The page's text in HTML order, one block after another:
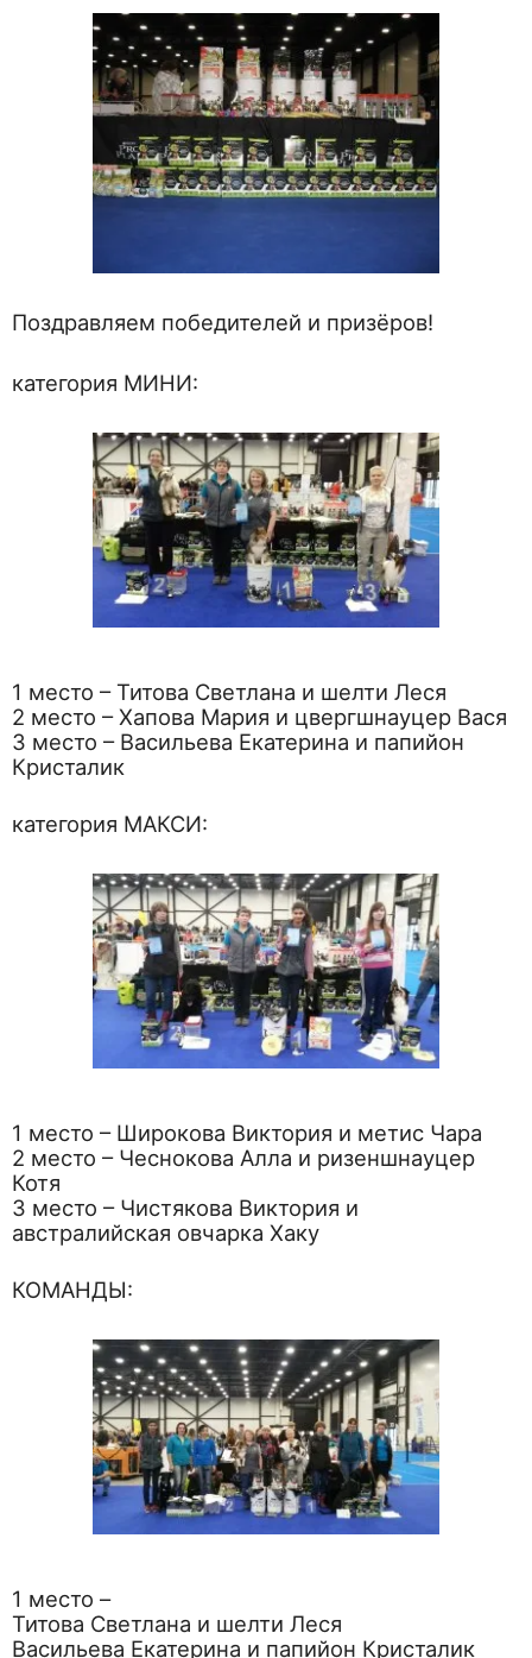
Поздравляем победителей и призёров!
категория МИНИ:
1 место – Титова Светлана и шелти Леся
2 место – Хапова Мария и цвергшнауцер Вася
3 место – Васильева Екатерина и папийон
Кристалик
категория МАКСИ:
1 место – Широкова Виктория и метис Чара
2 место – Чеснокова Алла и ризеншнауцер
Котя
3 место – Чистякова Виктория и
австралийская овчарка Хаку
КОМАНДЫ:
1 место –
Титова Светлана и шелти Леся
Васильева Екатерина и папийон Кристалик